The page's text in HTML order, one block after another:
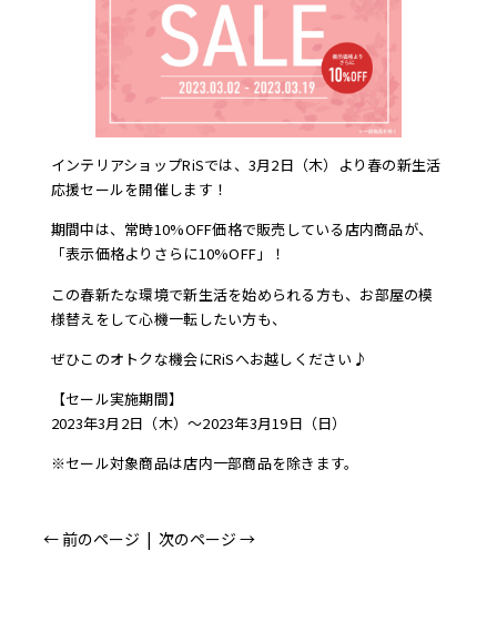
インテリアショップRiSでは、3月2日（木）より春の新生活
応援セールを開催します！
期間中は、常時10%OFF価格で販売している店内商品が、
「表示価格よりさらに10%OFF」！
この春新たな環境で新生活を始められる方も、お部屋の模
様替えをして心機一転したい方も、
ぜひこのオトクな機会にRiSへお越しください♪
【セール実施期間】
2023年3月2日（木）〜2023年3月19日（日）
※セール対象商品は店内一部商品を除きます。
← 前のページ | 次のページ →